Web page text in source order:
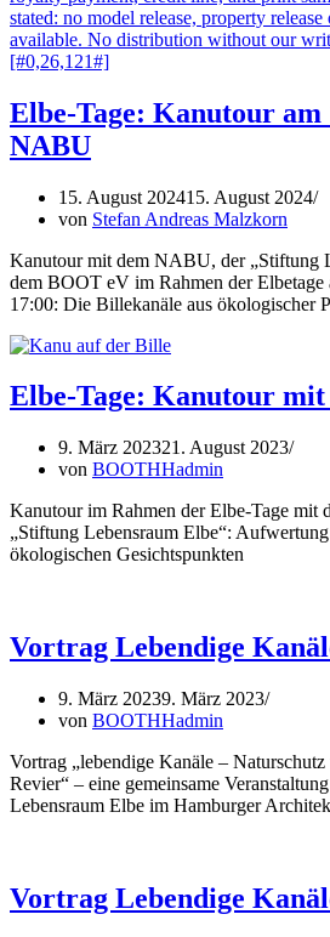
Elbe-Tage: Kanutour am
NABU
15. August 202415. August 2024
von Stefan Andreas Malzkorn
Kanutour mit dem NABU, der „Stiftung
dem BOOT eV im Rahmen der Elbetage
17:00: Die Billekanäle aus ökologischer
Elbe-Tage: Kanutour
9. März 202321. August 2023
von BOOTHHadmin
Kanutour im Rahmen der Elbe-Tage mit
„Stiftung Lebensraum Elbe“:
ökologischen Gesichtspunkten
Vortrag Lebendige
9. März 20239. März 2023
von BOOTHHadmin
Vortrag „lebendige Kanäle –
Revier“ – eine gemeinsame
Lebensraum Elbe im Hamburger
Vortrag Lebendige